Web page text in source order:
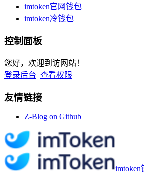
imtoken官网钱包
imtoken冷钱包
控制面板
您好，欢迎到访网站！
登录后台 查看权限
友情链接
Z-Blog on Github
imtoken